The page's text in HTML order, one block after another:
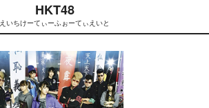
t
e
HKT48
えいちけーてぃーふぉーてぃえいと